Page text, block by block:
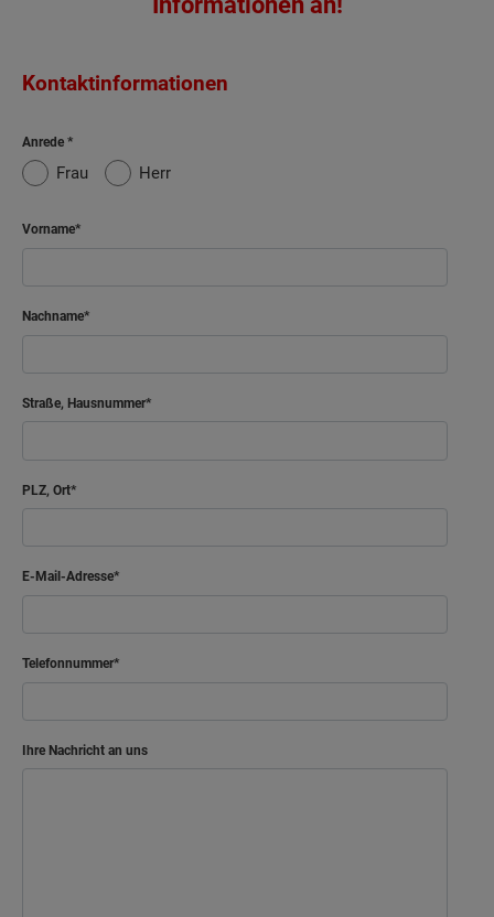
Kontaktinformationen
Anrede
Frau Herr
Vorname
Nachname
Straße, Hausnummer
PLZ, Ort
E-Mail-Adresse
Telefonnummer
Ihre Nachricht an uns